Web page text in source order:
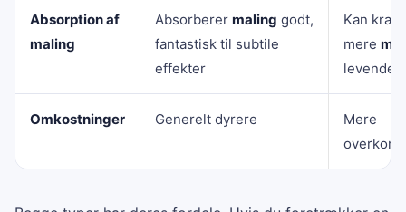
Absorption af
maling
Absorberer maling godt,
fantastisk til subtile
effekter
Kan
mere
levende
Omkostninger Generelt dyrere
Mere